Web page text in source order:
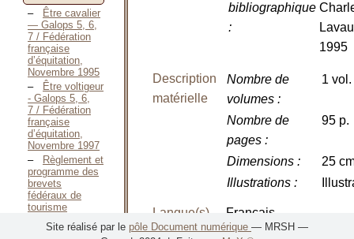
Être cavalier
— Galops 5, 6,
7 / Fédération
française
d’équitation,
Novembre 1995
Être voltigeur
- Galops 5, 6,
7 / Fédération
française
d’équitation,
Novembre 1997
Règlement et
programme des
brevets
fédéraux de
tourisme
1999 / Fédération
bibliographique
:
1995
Description
matérielle
Nombre de
volumes:
1 vol.
Nombre de
pages:
95 p.
Dimensions:
25
Illustrations:
Langue(s) Français
Site réalisé par le pôle Document numérique — MRSH —